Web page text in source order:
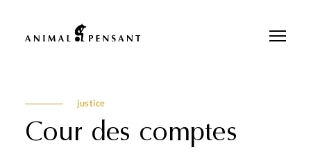
justice
Cour des comptes